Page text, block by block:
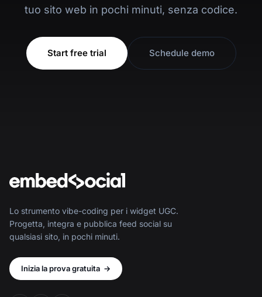
tuo sito web in pochi minuti, senza codice.
Start free trial Schedule demo
Lo strumento vibe-coding per i widget UGC.
Progetta, integra e pubblica feed social su
qualsiasi sito, in pochi minuti.
Inizia la prova gratuita →